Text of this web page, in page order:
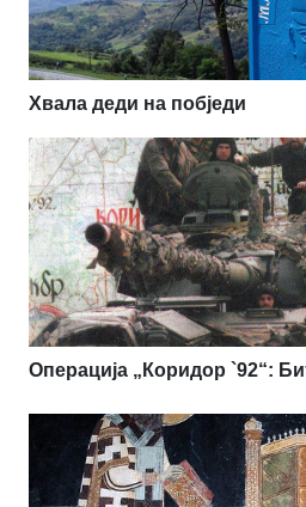
Хвала деди на побједи
Операција „Коридор `92“: